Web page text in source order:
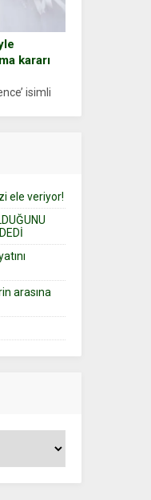
kararı
isimli
ele veriyor!
arasına